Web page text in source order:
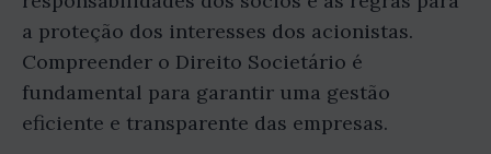
a proteção dos interesses dos acionistas.
Compreender o Direito Societário é
fundamental para garantir uma gestão
eficiente e transparente das empresas.